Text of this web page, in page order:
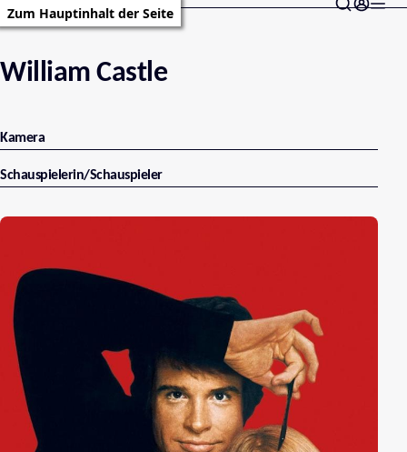
Zum Hauptinhalt der Seite
William Castle
Kamera
Schauspielerin/Schauspieler